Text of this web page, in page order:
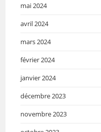
mai 2024
avril 2024
mars 2024
février 2024
janvier 2024
décembre 2023
novembre 2023